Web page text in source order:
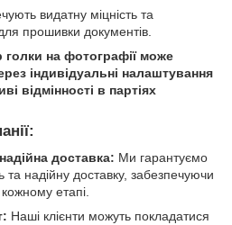
видатну міцність та
прошивки документів.
голки на фотографії може
індивідуальні налаштування
відмінності в партіях
доставка: Ми гарантуємо
надійну доставку, забезпечуючи
кожному етапі.
Наші клієнти можуть покладатися